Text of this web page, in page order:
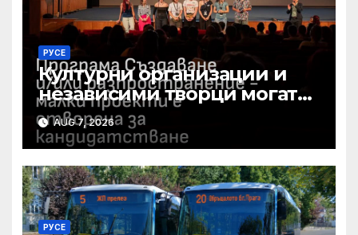
РУСЕ
Културни организации и
независими творци могат
да получат до 15 000 евро за
свои проекти
AUG 7, 2026
РУСЕ